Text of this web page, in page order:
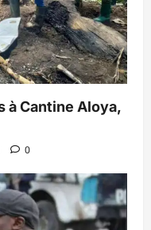
à Cantine Aloya,
0